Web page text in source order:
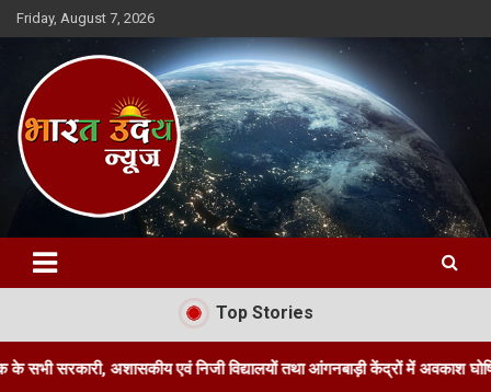
Skip
to
Friday, August 7, 2026
Bharat Uday News
Top Stories
एवं निजी विद्यालयों तथा आंगनबाड़ी केंद्रों में अवकाश घोषित किया